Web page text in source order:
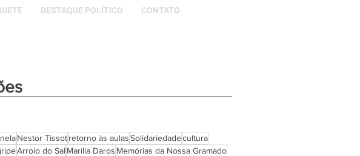
DESTAQUE POLÍTICO CONTATO
Nestor Tissotretorno às aulasSolidariedadecultura
Arroio do Sal Marília Daros Memórias da Nossa Gramado